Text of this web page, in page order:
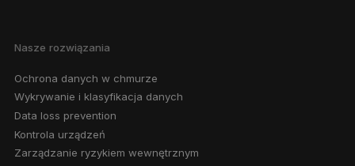
Nasze rozwiązania
Ochrona danych w chmurze
Wykrywanie i klasyfikacja danych
Data loss prevention
Kontrola urządzeń
Zarządzanie ryzykiem wewnętrznym